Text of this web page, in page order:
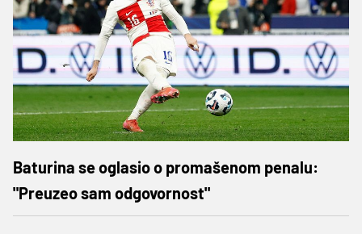
Baturina se oglasio o promašenom penalu:
"Preuzeo sam odgovornost"